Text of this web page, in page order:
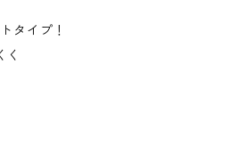
タイプ！
く